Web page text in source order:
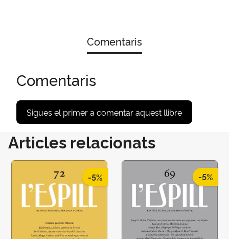
Comentaris
Comentaris
Sigues el primer a comentar aquest llibre
Articles relacionats
-5% -5%